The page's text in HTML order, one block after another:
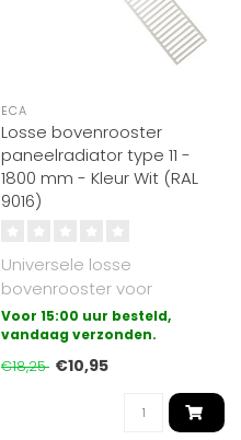
ECA
Losse bovenrooster
paneelradiator type 11 -
1800 mm - Kleur Wit (RAL
9016)
Universele losse
bovenrooster voor
paneelradiatoren
uitgevoerd in type 11.
Gesch..
Voor 15:00 uur besteld,
vandaag verzonden.
€18,25 €10,95